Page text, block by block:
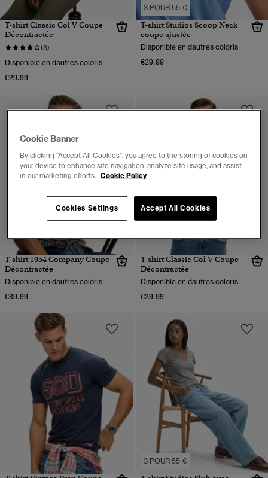
T-shirt Classic Col V Coupe
Décontractée
(3)
Disponible en dautres coloris
€29.99
3 POUR 55 €
T-shirt Studios Scoop Neck
coupe ajustée
Disponible en dautres coloris
€29.99
T-shirt 1954 Company Coupe
Décontractée
Disponible en dautres coloris
€39.99
T-shirt Classic Col V Coupe
Décontractée
Disponible en dautres coloris
€29.99
3 POUR 55 €
Cookie Banner
By clicking “Accept All Cookies”, you agree to the storing of cookies on
your device to enhance site navigation, analyze site usage, and assist
in our marketing efforts. Cookie Policy
Cookies Settings Accept All Cookies